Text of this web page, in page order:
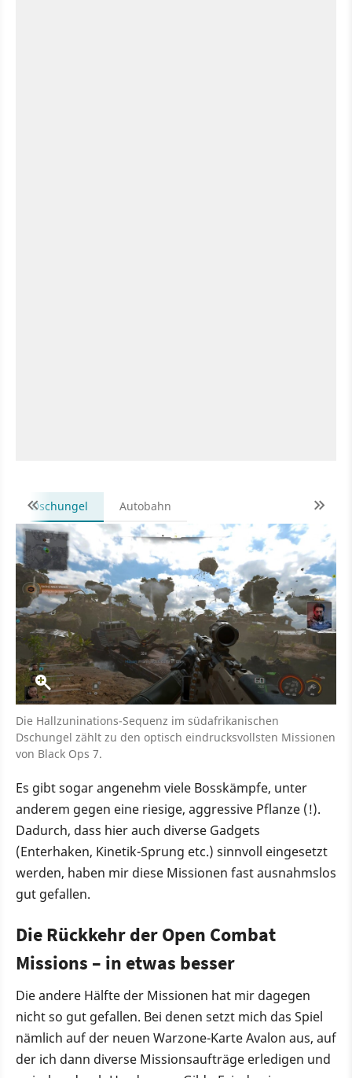
Dschungel Autobahn
Die Hallzuninations-Sequenz im südafrikanischen
Dschungel zählt zu den optisch eindrucksvollsten Missionen
von Black Ops 7.
Es gibt sogar angenehm viele Bosskämpfe, unter
anderem gegen eine riesige, aggressive Pflanze (!).
Dadurch, dass hier auch diverse Gadgets
(Enterhaken, Kinetik-Sprung etc.) sinnvoll eingesetzt
werden, haben mir diese Missionen fast ausnahmslos
gut gefallen.
Die Rückkehr der Open Combat
Missions – in etwas besser
Die andere Hälfte der Missionen hat mir dagegen
nicht so gut gefallen. Bei denen setzt mich das Spiel
nämlich auf der neuen Warzone-Karte Avalon aus, auf
der ich dann diverse Missionsaufträge erledigen und